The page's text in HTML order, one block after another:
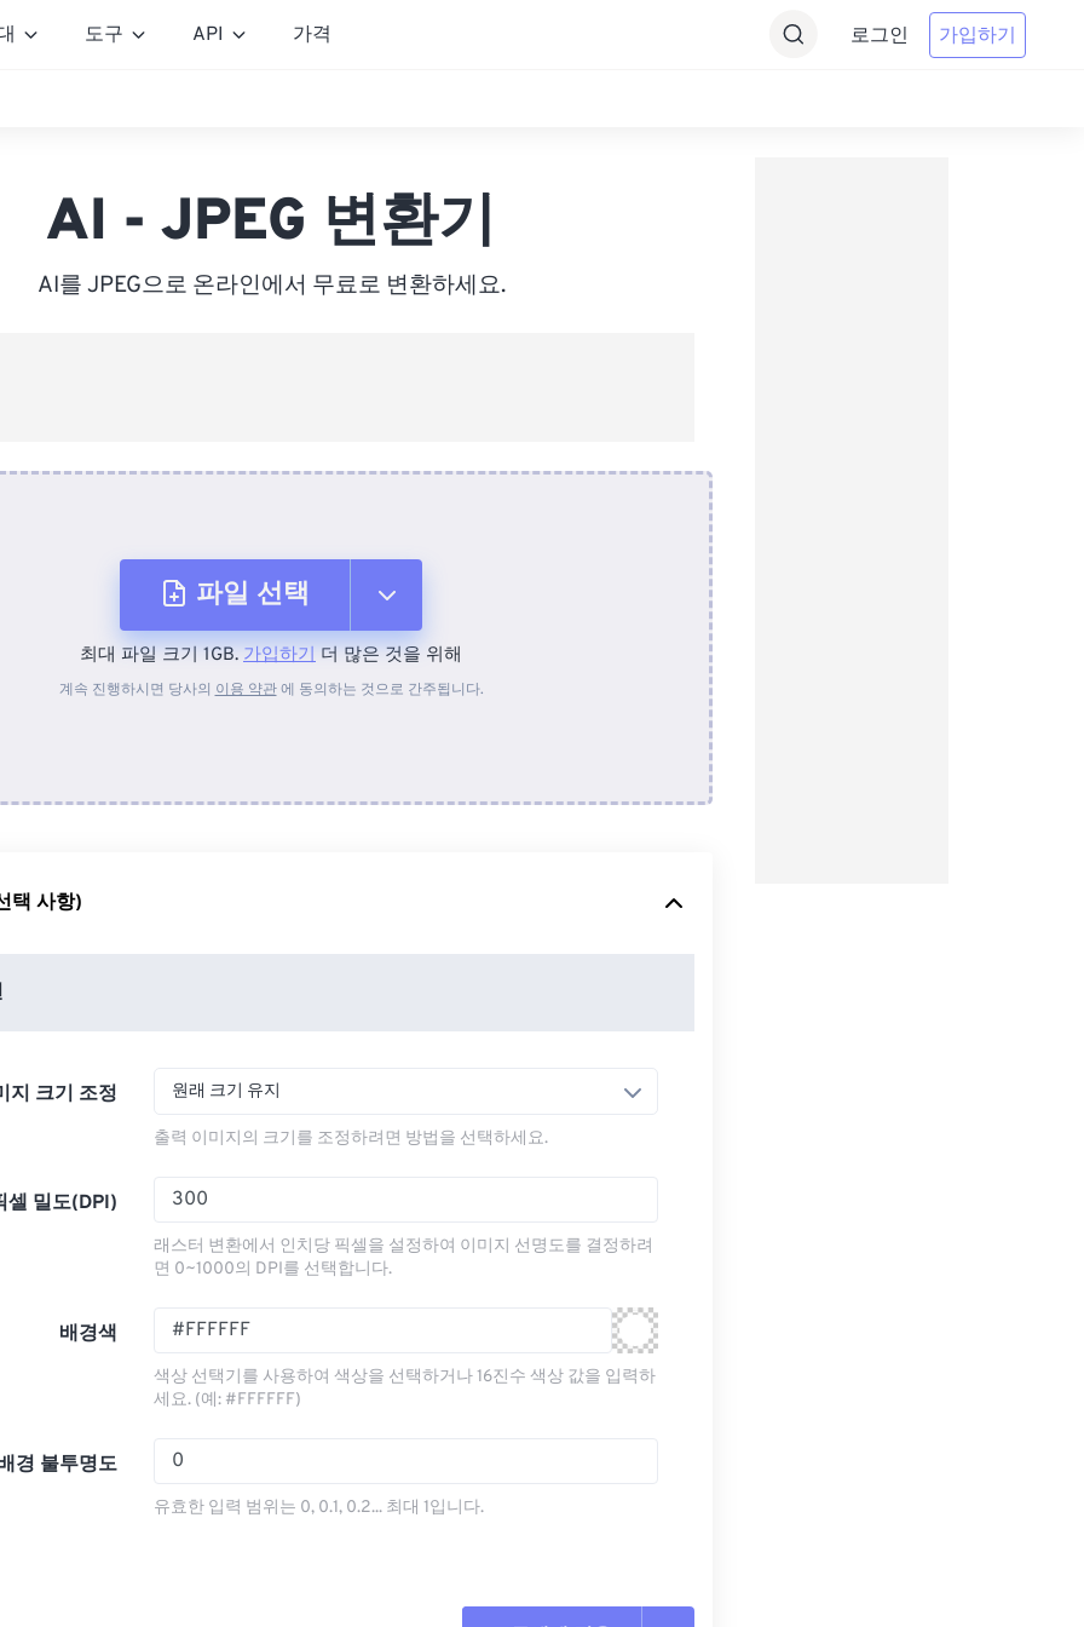
도구 API 가격 로그인 가입하기
AI - JPEG 변환기
AI를 JPEG으로 온라인에서 무료로 변환하세요.
파일 선택
장치에서
최대 파일 크기 1GB. 가입하기 더 많은 것을 위해
계속 진행하시면 당사의 이용 약관에 동의하는 것으로 간주됩니다.
택 사항)
지 크기 조정 원래 크기 유지
출력 이미지의 크기를 조정하려면 방법을 선택하세요.
셀 밀도(DPI)
래스터 변환에서 인치당 픽셀을 설정하여 이미지 선명도를 결정하려
면 0~1000의 DPI를 선택합니다.
배경색
색상 선택기를 사용하여 색상을 선택하거나 16진수 색상 값을 입력하
세요. (예: #FFFFFF)
경 불투명도
유효한 입력 범위는 0, 0.1, 0.2... 최대 1입니다.